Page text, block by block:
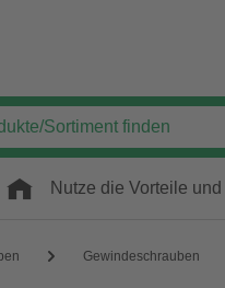
Nutze die Vorteile und
Gewindeschrauben